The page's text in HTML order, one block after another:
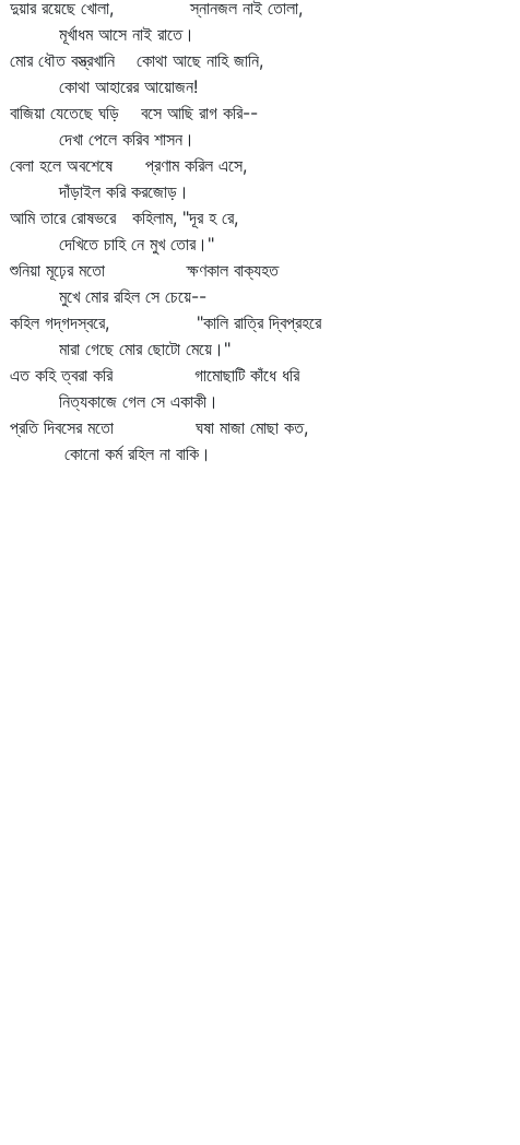
দুয়ার রয়েছে খোলা, স্নানজল নাই তোলা,
মূর্খাধম আসে নাই রাতে।
মোর ধৌত বস্ত্রখানি কোথা আছে নাহি জানি,
কোথা আহারের আয়োজন!
বাজিয়া যেতেছে ঘড়ি বসে আছি রাগ করি--
দেখা পেলে করিব শাসন।
বেলা হলে অবশেষে প্রণাম করিল এসে,
দাঁড়াইল করি করজোড়।
আমি তারে রোষভরে কহিলাম, "দূর হ রে,
দেখিতে চাহি নে মুখ তোর।"
শুনিয়া মূঢ়ের মতো ক্ষণকাল বাক্যহত
মুখে মোর রহিল সে চেয়ে--
কহিল গদ্‌গদস্বরে, "কালি রাত্রি দ্বিপ্রহরে
মারা গেছে মোর ছোটো মেয়ে।"
এত কহি ত্বরা করি গামোছাটি কাঁধে ধরি
নিত্যকাজে গেল সে একাকী।
প্রতি দিবসের মতো ঘষা মাজা মোছা কত,
কোনো কর্ম রহিল না বাকি।